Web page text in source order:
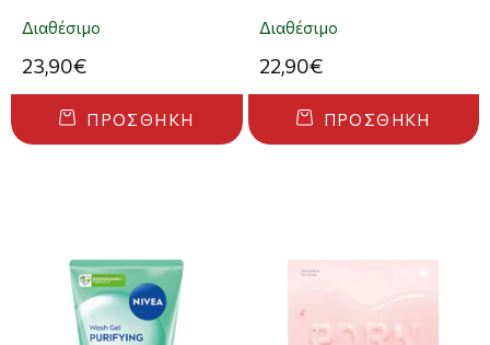
100ml
Διαθέσιμο
23,90€
ΠΡΟΣΘΉΚΗ
Διαθέσιμο
22,90€
ΠΡΟΣΘΉΚΗ